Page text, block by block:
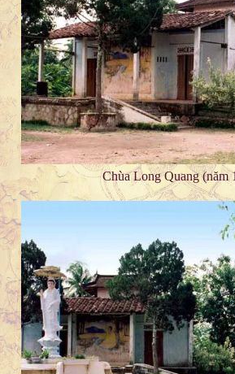
Chùa Long Quang (năm